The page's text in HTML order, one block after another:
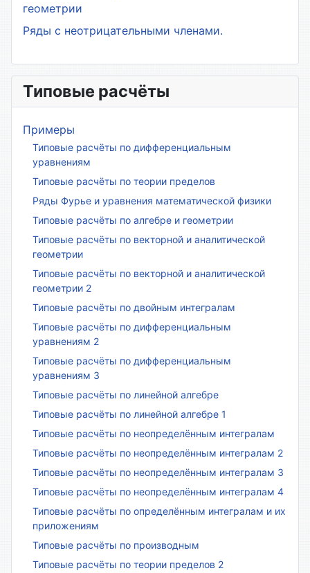
геометрии
Ряды с неотрицательными членами.
Типовые расчёты
Примеры
Типовые расчёты по дифференциальным
уравнениям
Типовые расчёты по теории пределов
Ряды Фурье и уравнения математической физики
Типовые расчёты по алгебре и геометрии
Типовые расчёты по векторной и аналитической
геометрии
Типовые расчёты по векторной и аналитической
геометрии 2
Типовые расчёты по двойным интегралам
Типовые расчёты по дифференциальным
уравнениям 2
Типовые расчёты по дифференциальным
уравнениям 3
Типовые расчёты по линейной алгебре
Типовые расчёты по линейной алгебре 1
Типовые расчёты по неопределённым интегралам
Типовые расчёты по неопределённым интегралам 2
Типовые расчёты по неопределённым интегралам 3
Типовые расчёты по неопределённым интегралам 4
Типовые расчёты по определённым интегралам и их
приложениям
Типовые расчёты по производным
Типовые расчёты по теории пределов 2